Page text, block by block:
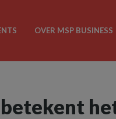
OVER MSP BUSINESS